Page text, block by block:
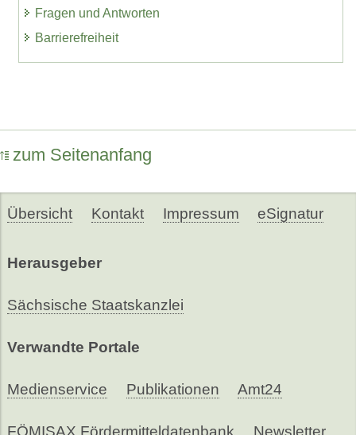
Fragen und Antworten
Barrierefreiheit
zum Seitenanfang
Übersicht Kontakt Impressum eSignatur
Herausgeber
Sächsische Staatskanzlei
Verwandte Portale
Medienservice Publikationen Amt24
FÖMISAX Fördermitteldatenbank Newsletter